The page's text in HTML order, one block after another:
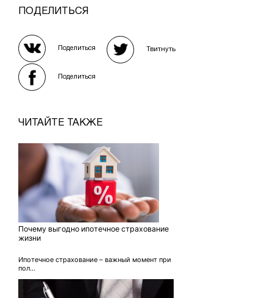
ПОДЕЛИТЬСЯ
Поделиться Твитнуть
Поделиться
ЧИТАЙТЕ ТАКЖЕ
Почему выгодно ипотечное страхование
жизни
Ипотечное страхование – важный момент при
пол...